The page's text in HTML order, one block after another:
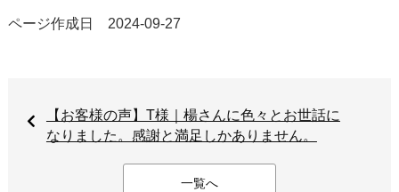
ページ作成日 2024-09-27
【お客様の声】T様｜楊さんに色々とお世話に
なりました。感謝と満足しかありません。
一覧へ